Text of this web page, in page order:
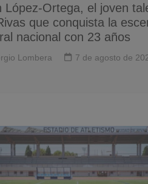
López-Ortega, el joven
que conquista la
nacional con 23 años
Lombera
7 de agosto de